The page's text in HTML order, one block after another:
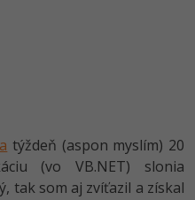
týždeň (aspon myslím) 20
(vo VB.NET) slonia
tak som aj zvíťazil a získal